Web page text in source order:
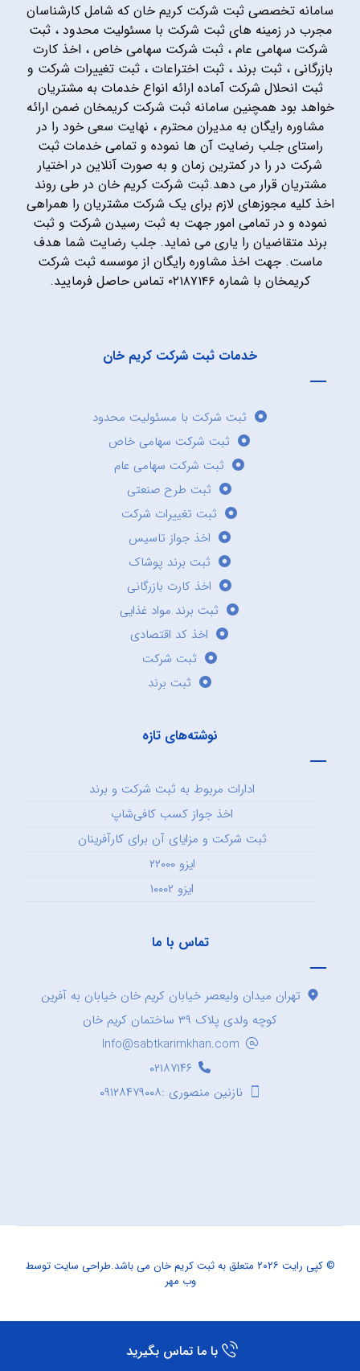
سامانه تخصصی ثبت شرکت کریم خان که شامل کارشناسان
مجرب در زمینه های ثبت شرکت با مسئولیت محدود ، ثبت
شرکت سهامی عام ، ثبت شرکت سهامی خاص ، اخذ کارت
بازرگانی ، ثبت برند ، ثبت اختراعات ، ثبت تغییرات شرکت و
ثبت انحلال شرکت آماده ارائه انواع خدمات به مشتریان
خواهد بود همچنین سامانه ثبت شرکت کریمخان ضمن ارائه
مشاوره رایگان به مدیران محترم ، نهایت سعی خود را در
راستای جلب رضایت آن ها نموده و تمامی خدمات ثبت
شرکت در را در کمترین زمان و به صورت آنلاین در اختیار
مشتریان قرار می دهد.ثبت شرکت کریم خان در طی روند
اخذ کلیه مجوزهای لازم برای یک شرکت مشتریان را همراهی
نموده و در تمامی امور جهت به ثبت رسیدن شرکت و ثبت
برند متقاضیان را یاری می نماید. جلب رضایت شما هدف
ماست. جهت اخذ مشاوره رایگان از موسسه ثبت شرکت
کریمخان با شماره ۰۲۱۸۷۱۴۶ تماس حاصل فرمایید.
خدمات ثبت شرکت کریم خان
ثبت شرکت با مسئولیت محدود
ثبت شرکت سهامی خاص
ثبت شرکت سهامی عام
ثبت طرح صنعتی
ثبت تغییرات شرکت
اخذ جواز تاسیس
ثبت برند پوشاک
اخذ کارت بازرگانی
ثبت برند مواد غذایی
اخذ کد اقتصادی
ثبت شرکت
ثبت برند
نوشته‌های تازه
ادارات مربوط به ثبت شرکت و برند
اخذ جواز کسب کافی‌شاپ
ثبت شرکت و مزایای آن برای کارآفرینان
ایزو ۲۲۰۰۰
ایزو ۱۰۰۰۲
تماس با ما
تهران میدان ولیعصر خیابان کریم خان خیابان به آفرین
کوچه ولدی پلاک ۳۹ ساختمان کریم خان
Info@sabtkarimkhan.com
۰۲۱۸۷۱۴۶
نازنین منصوری :۰۹۱۲۸۴۷۹۰۰۸
© کپی رایت ۲۰۲۶ متعلق به ثبت کریم خان می باشد. طراحی سایتتوسط
وب مهر
با ما تماس بگیرید